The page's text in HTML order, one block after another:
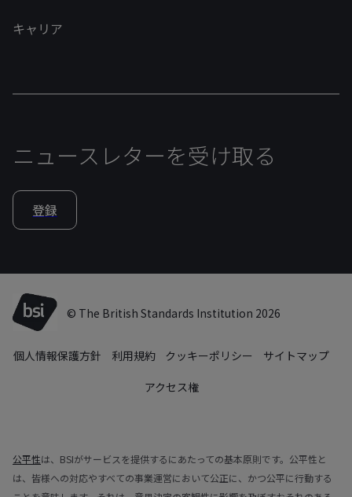
キャリア
ニュースレターを受け取る
登録
© The British Standards Institution 2026
個人情報保護方針 利用規約 クッキーポリシー
サイトマップ
アクセス権
公平性は、BSIがサービスを提供するにあたっての基本原則です。公平性と
は、皆様への対応やすべての事業運営において公正に、かつ公平に行動する